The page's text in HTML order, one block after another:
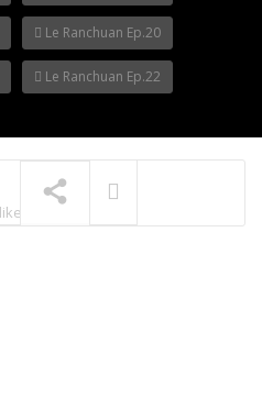
Le Ranchuan Ep.20
Le Ranchuan Ep.22